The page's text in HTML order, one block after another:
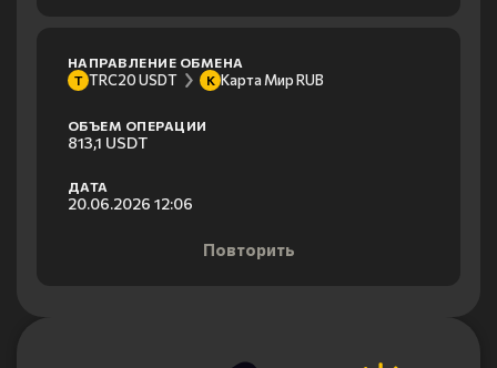
НАПРАВЛЕНИЕ ОБМЕНА
T TRC20 USDT К Карта Мир RUB
ОБЪЕМ ОПЕРАЦИИ
813,1 USDT
ДАТА
20.06.2026 12:06
Повторить